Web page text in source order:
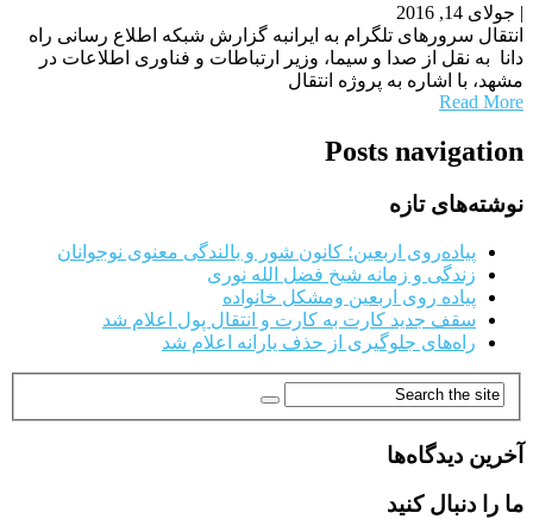
| جولای 14, 2016
انتقال سرورهای تلگرام به ایرانبه گزارش شبکه اطلاع رسانی راه
دانا به نقل از صدا و سیما، وزیر ارتباطات و فناوری اطلاعات در
مشهد، با اشاره به پروژه انتقال
Read More
Posts navigation
نوشته‌های تازه
پیاده‌روی اربعین؛ کانون شور و بالندگی معنوی نوجوانان
زندگی و زمانه شیخ فضل الله نوری
پیاده روی اربعین ومشکل خانواده
سقف جدید کارت به کارت و انتقال پول اعلام شد
راه‌های جلوگیری از حذف یارانه اعلام شد
آخرین دیدگاه‌ها
ما را دنبال کنید